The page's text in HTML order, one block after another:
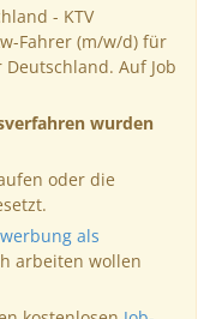
- KTV
Fahrer (m/w/d) für
Auf Job
wurden
oder die
als
arbeiten wollen